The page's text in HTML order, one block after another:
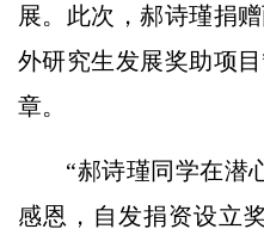
展。此次，郝诗瑾捐
外研究生发展奖助项
章。
“郝诗瑾同学在潜
感恩，自发捐资设立